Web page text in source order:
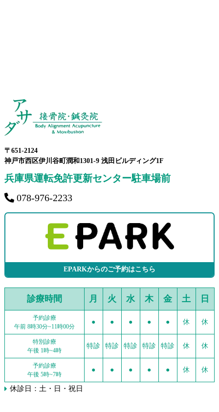
〒651-2124
神戸市西区伊川谷町潤和1301-9 浅田ビルディング1F
兵庫県運転免許更新センター駐車場前
078-976-2233
EPARKからのご予約はこちら
診療時間 月 火 水 木 金 土 日
予約診療
午前 8時30分~11時00分
● ● ● ● ● 休 休
特別診療
午後 1時~4時
特診 特診 特診 特診 特診 休 休
予約診療
午後 5時~7時
● ● ● ● ● 休 休
休診日：土・日・祝日